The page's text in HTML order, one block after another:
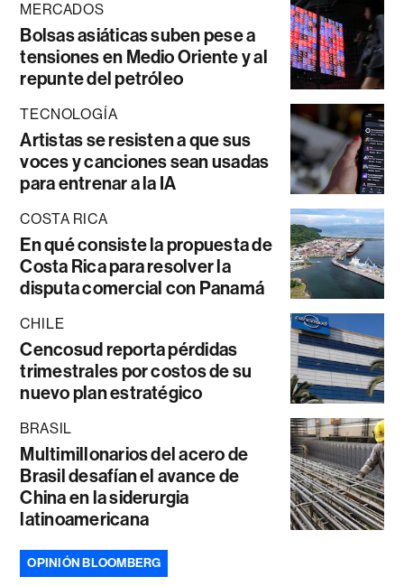
MERCADOS
Bolsas asiáticas suben pese a
tensiones en Medio Oriente y al
repunte del petróleo
TECNOLOGÍA
Artistas se resisten a que sus
voces y canciones sean usadas
para entrenar a la IA
COSTA RICA
En qué consiste la propuesta de
Costa Rica para resolver la
disputa comercial con Panamá
CHILE
Cencosud reporta pérdidas
trimestrales por costos de su
nuevo plan estratégico
BRASIL
Multimillonarios del acero de
Brasil desafían el avance de
China en la siderurgia
latinoamericana
OPINIÓN BLOOMBERG